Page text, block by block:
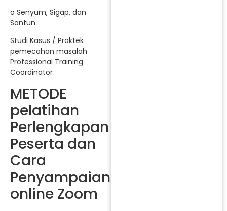
o Senyum, Sigap, dan
Santun
Studi Kasus / Praktek
pemecahan masalah
Professional Training
Coordinator
METODE
pelatihan
Perlengkapan
Peserta dan
Cara
Penyampaiannya
online Zoom